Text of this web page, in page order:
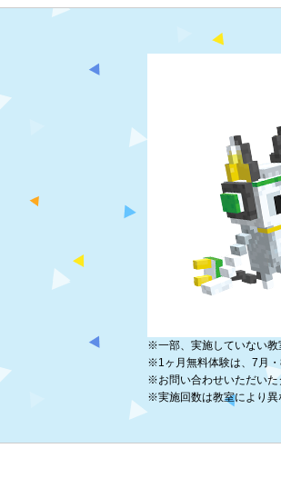
※一部、実施していない
※1ヶ月無料体験は、7月
※お問い合わせいただい
※実施回数は教室により異